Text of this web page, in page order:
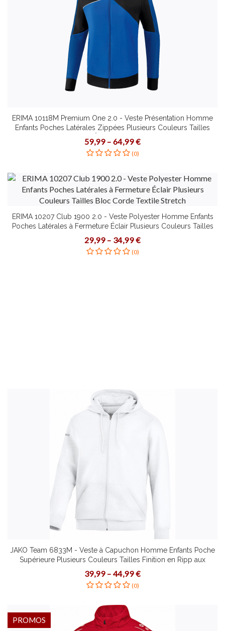
ERIMA 10118M Premium One 2.0 - Veste Présentation Homme
Enfants Poches Latérales Zippées Plusieurs Couleurs Tailles
Matière Textile Élastique Petit Col Montant
59,99 – 64,99 €
(0)
ERIMA 10207 Club 1900 2.0 - Veste Polyester Homme Enfants
Poches Latérales à Fermeture Éclair Plusieurs Couleurs Tailles
Bloc Corde Textile Stretch
29,99 – 34,99 €
(0)
JAKO Team 6833M - Veste à Capuchon Homme Enfants Poche
Supérieure Plusieurs Couleurs Tailles Finition en Ripp aux
Manches
39,99 – 44,99 €
(0)
PROMOS